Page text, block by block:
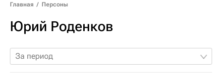
Главная / Персоны
Юрий Роденков
За период